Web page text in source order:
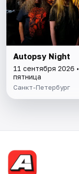
Autopsy Night
11 сентября 2026 •
пятница
Санкт-Петербург